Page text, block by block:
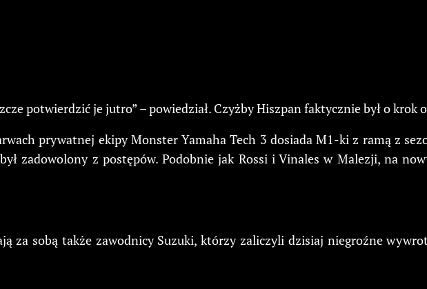
potwierdzić je jutro” – powiedział. Czyżby Hiszpan faktycznie był o krok
prywatnej ekipy Monster Yamaha Tech 3 dosiada M1-ki z ramą z
zadowolony z postępów. Podobnie jak Rossi i Vinales w Malezji, na
za sobą także zawodnicy Suzuki, którzy zaliczyli dzisiaj niegroźne